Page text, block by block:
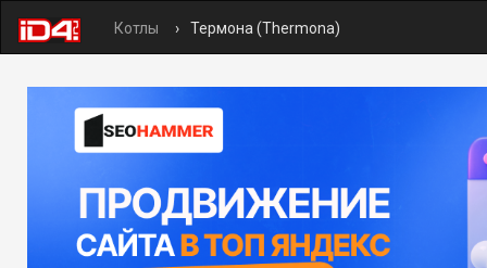
Котлы Термона (Thermona)